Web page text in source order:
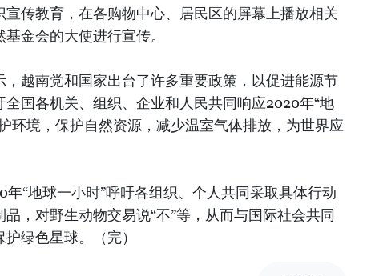
传教育，在各购物中心、居民区的屏幕上播放相关
金会的大使进行宣传。
越南党和国家出台了许多重要政策，以促进能源节
国各机关、组织、企业和人民共同响应2020年“地
环境，保护自然资源，减少温室气体排放，为世界应
年“地球一小时”呼吁各组织、个人共同采取具体行动
，对野生动物交易说“不”等，从而与国际社会共同
绿色星球。（完）